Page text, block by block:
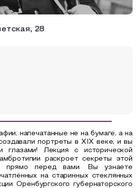
28
напечатанные не на бумаге, а на
портреты в XIX веке, и вы
глазами! Лекция с исторической
раскроет секреты этой
прямо перед вами. Вы узнаете
на старинных стеклянных
Оренбургского губернаторского